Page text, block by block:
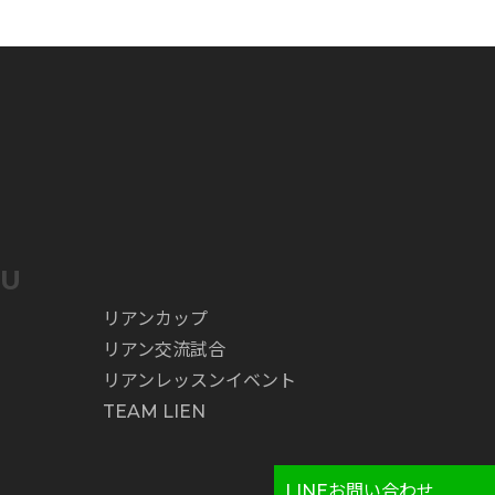
リアンカップ
リアン交流試合
リアンレッスンイベント
TEAM LIEN